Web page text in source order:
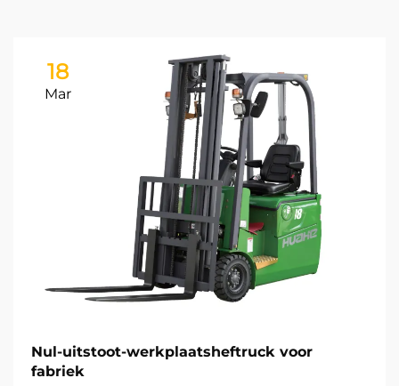
18
Mar
Nul-uitstoot-werkplaatsheftruck voor
fabriek